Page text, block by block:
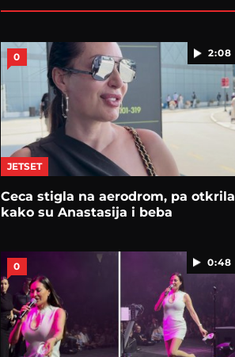
2:08
0
JETSET
Ceca stigla na aerodrom, pa otkrila
kako su Anastasija i beba
0:48
0